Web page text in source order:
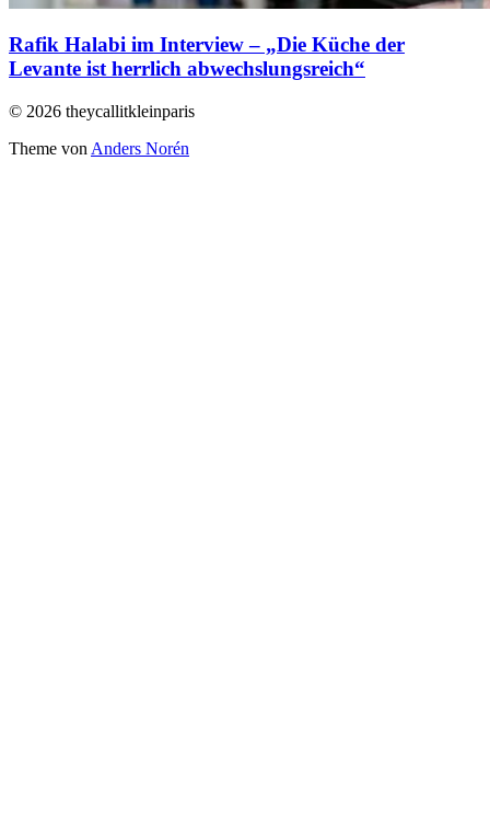
Rafik Halabi im Interview – „Die Küche der
Levante ist herrlich abwechslungsreich“
© 2026 theycallitkleinparis
Theme von Anders Norén